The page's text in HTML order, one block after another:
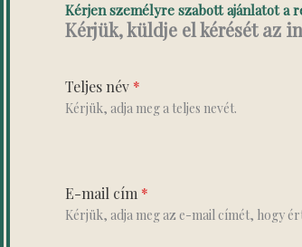
Kérjen személyre szabott ajánlatot a
Kérjük, küldje el kérését az
Teljes név *
Kérjük, adja meg a teljes nevét.
E-mail cím *
Kérjük, adja meg az e-mail címét, hogy